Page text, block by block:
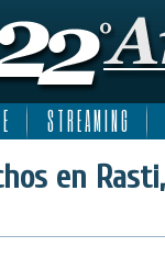
S T R E A M I N G
en